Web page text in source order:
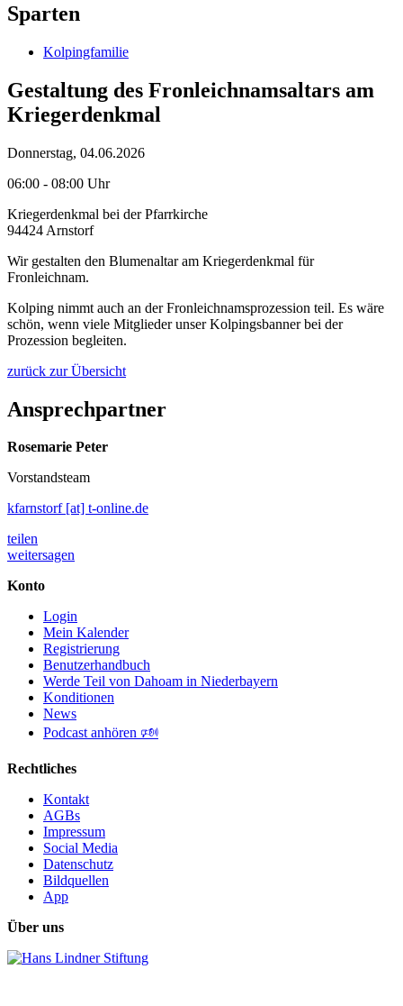
Sparten
Kolpingfamilie
Gestaltung des Fronleichnamsaltars am
Kriegerdenkmal
Donnerstag, 04.06.2026
06:00 - 08:00 Uhr
Kriegerdenkmal bei der Pfarrkirche
94424 Arnstorf
Wir gestalten den Blumenaltar am Kriegerdenkmal für
Fronleichnam.
Kolping nimmt auch an der Fronleichnamsprozession teil. Es wäre
schön, wenn viele Mitglieder unser Kolpingsbanner bei der
Prozession begleiten.
zurück zur Übersicht
Ansprechpartner
Rosemarie Peter
Vorstandsteam
kfarnstorf [at] t-online.de
teilen
weitersagen
Konto
Login
Mein Kalender
Registrierung
Benutzerhandbuch
Werde Teil von Dahoam in Niederbayern
Konditionen
News
Podcast anhören 🕬
Rechtliches
Kontakt
AGBs
Impressum
Social Media
Datenschutz
Bildquellen
App
Über uns